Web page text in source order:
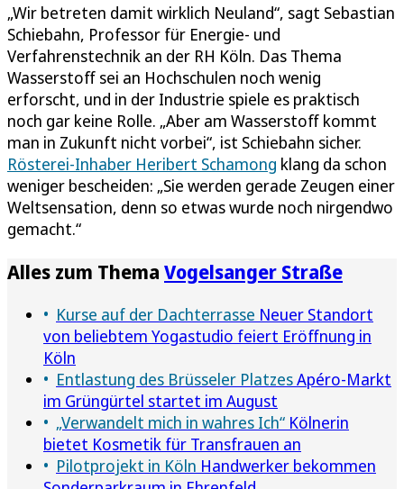
„Wir betreten damit wirklich Neuland“, sagt Sebastian
Schiebahn, Professor für Energie- und
Verfahrenstechnik an der RH Köln. Das Thema
Wasserstoff sei an Hochschulen noch wenig
erforscht, und in der Industrie spiele es praktisch
noch gar keine Rolle. „Aber am Wasserstoff kommt
man in Zukunft nicht vorbei“, ist Schiebahn sicher.
Rösterei-Inhaber Heribert Schamong klang da schon
weniger bescheiden: „Sie werden gerade Zeugen einer
Weltsensation, denn so etwas wurde noch nirgendwo
gemacht.“
Alles zum Thema Vogelsanger Straße
Kurse auf der Dachterrasse Neuer Standort
von beliebtem Yogastudio feiert Eröffnung in
Köln
Entlastung des Brüsseler PlatzesApéro-Markt
im Grüngürtel startet im August
„Verwandelt mich in wahres Ich“ Kölnerin
bietet Kosmetik für Transfrauen an
Pilotprojekt in Köln Handwerker bekommen